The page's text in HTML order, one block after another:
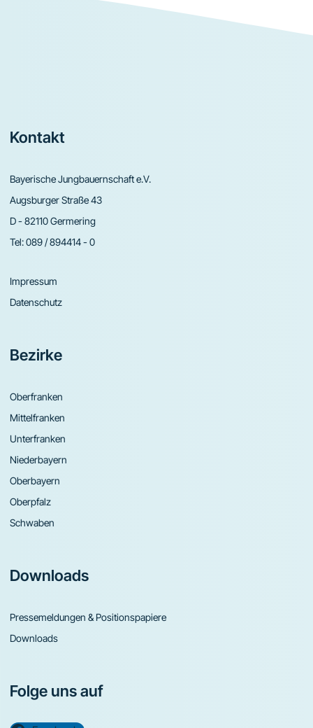
Footer
Kontakt
Bayerische Jungbauernschaft e.V.
Augsburger Straße 43
D - 82110 Germering
Tel:089 / 894414 - 0
Impressum
Datenschutz
Bezirke
Oberfranken
Mittelfranken
Unterfranken
Niederbayern
Oberbayern
Oberpfalz
Schwaben
Downloads
Pressemeldungen & Positionspapiere
Downloads
Folge uns auf